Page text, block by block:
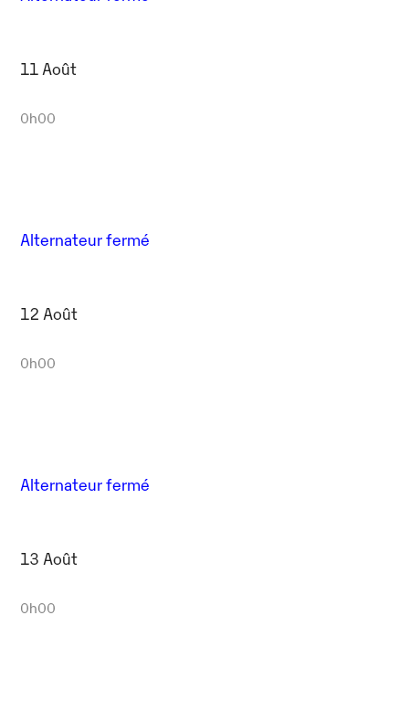
11 Août
0h00
Alternateur fermé
12 Août
0h00
Alternateur fermé
13 Août
0h00